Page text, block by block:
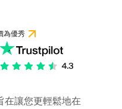
為優秀
在讓您更輕鬆地在